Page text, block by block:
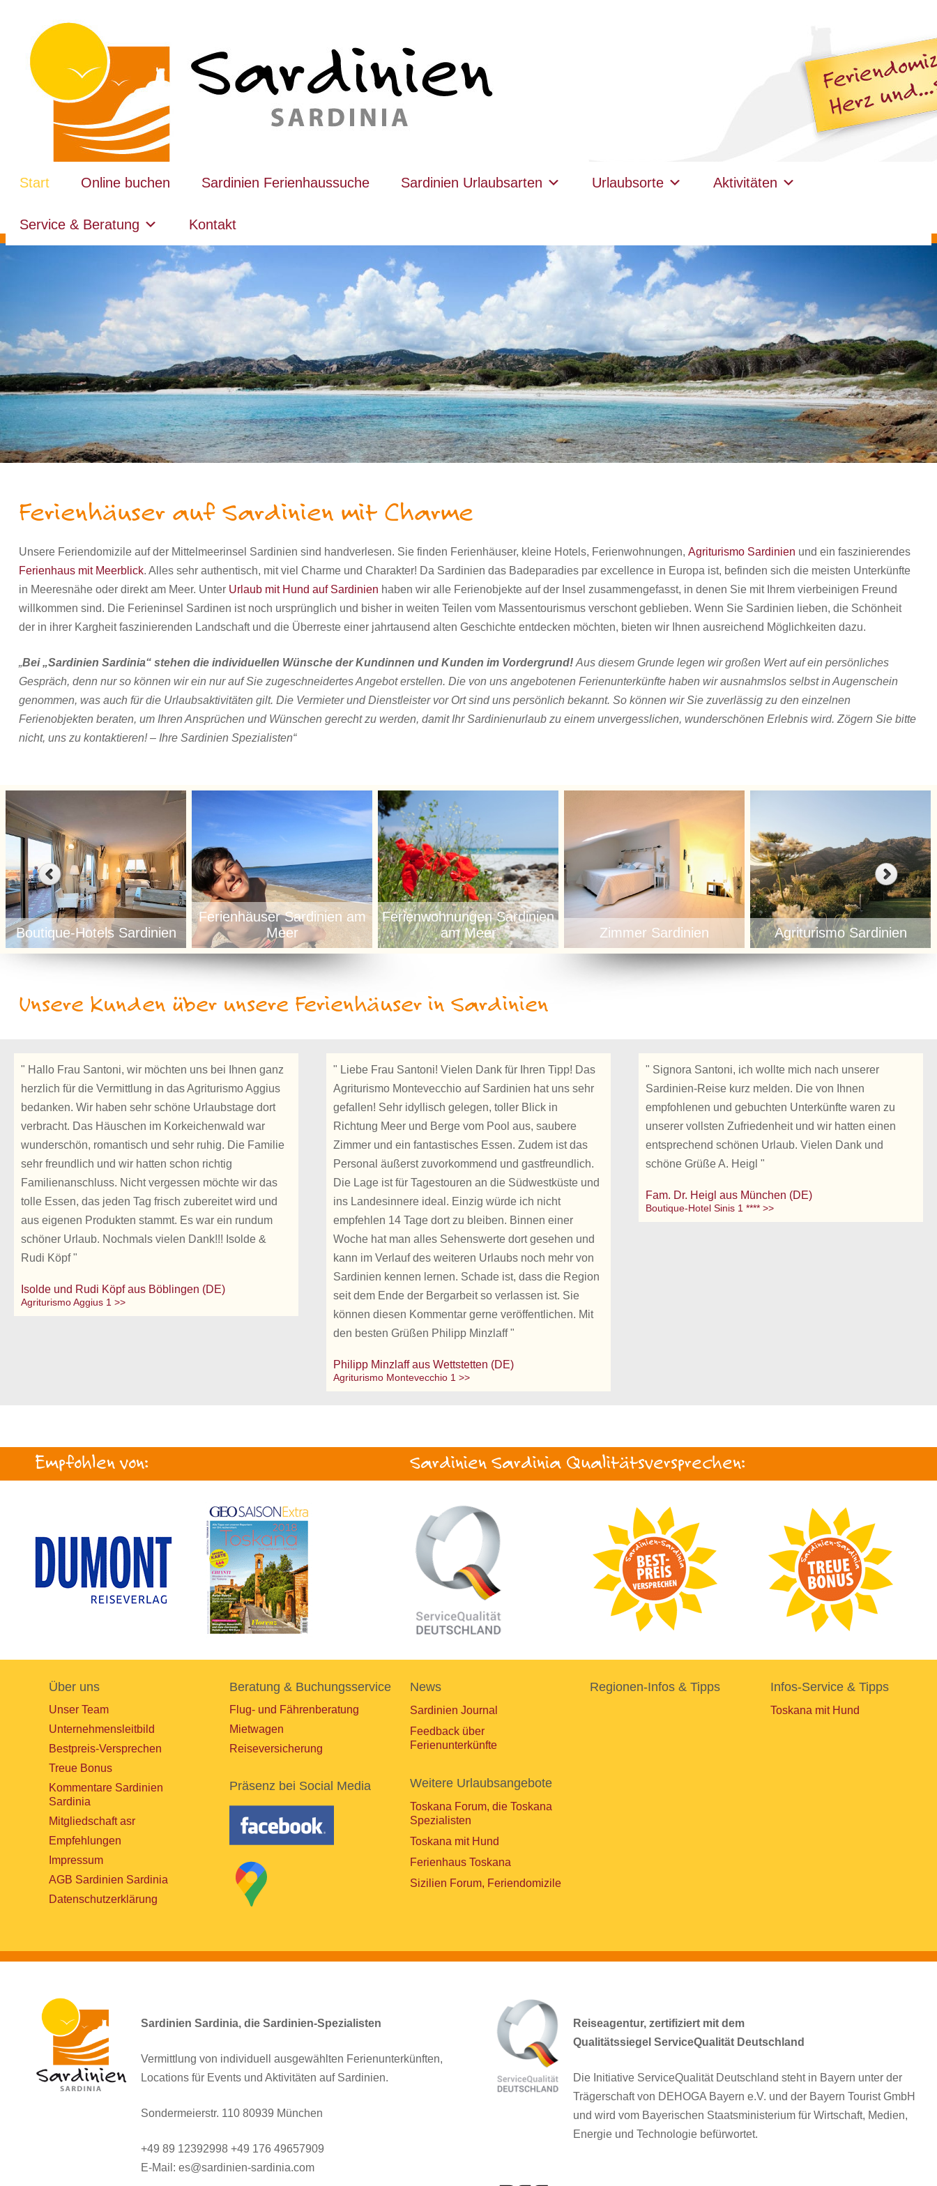
Start Online buchen Sardinien Ferienhaussuche Sardinien Urlaubsarten Urlaubsorte Aktivitäten
Service & Beratung Kontakt
Ferienhäuser auf Sardinien mit Charme
Unsere Feriendomizile auf der Mittelmeerinsel Sardinien sind handverlesen. Sie finden Ferienhäuser, kleine Hotels, Ferienwohnungen, Agriturismo Sardinien und ein faszinierendes
Ferienhaus mit Meerblick. Alles sehr authentisch, mit viel Charme und Charakter! Da Sardinien das Badeparadies par excellence in Europa ist, befinden sich die meisten Unterkünfte
in Meeresnähe oder direkt am Meer. Unter Urlaub mit Hund auf Sardinien haben wir alle Ferienobjekte auf der Insel zusammengefasst, in denen Sie mit Ihrem vierbeinigen Freund
willkommen sind. Die Ferieninsel Sardinen ist noch ursprünglich und bisher in weiten Teilen vom Massentourismus verschont geblieben. Wenn Sie Sardinien lieben, die Schönheit
der in ihrer Kargheit faszinierenden Landschaft und die Überreste einer jahrtausend alten Geschichte entdecken möchten, bieten wir Ihnen ausreichend Möglichkeiten dazu.
„Bei „Sardinien Sardinia“ stehen die individuellen Wünsche der Kundinnen und Kunden im Vordergrund!Aus diesem Grunde legen wir großen Wert auf ein persönliches
Gespräch, denn nur so können wir ein nur auf Sie zugeschneidertes Angebot erstellen. Die von uns angebotenen Ferienunterkünfte haben wir ausnahmslos selbst in Augenschein
genommen, was auch für die Urlaubsaktivitäten gilt. Die Vermieter und Dienstleister vor Ort sind uns persönlich bekannt. So können wir Sie zuverlässig zu den einzelnen
Ferienobjekten beraten, um Ihren Ansprüchen und Wünschen gerecht zu werden, damit Ihr Sardinienurlaub zu einem unvergesslichen, wunderschönen Erlebnis wird. Zögern Sie bitte
nicht, uns zu kontaktieren! – Ihre Sardinien Spezialisten“
Boutique-Hotels Sardinien
Ferienhäuser Sardinien am
Meer
Ferienwohnungen Sardinien
am Meer
Zimmer Sardinien Agriturismo Sardinien
Unsere Kunden über unsere Ferienhäuser in Sardinien
" Hallo Frau Santoni, wir möchten uns bei Ihnen ganz
herzlich für die Vermittlung in das Agriturismo Aggius
bedanken. Wir haben sehr schöne Urlaubstage dort
verbracht. Das Häuschen im Korkeichenwald war
wunderschön, romantisch und sehr ruhig. Die Familie
sehr freundlich und wir hatten schon richtig
Familienanschluss. Nicht vergessen möchte wir das
tolle Essen, das jeden Tag frisch zubereitet wird und
aus eigenen Produkten stammt. Es war ein rundum
schöner Urlaub. Nochmals vielen Dank!!! Isolde &
Rudi Köpf "
Isolde und Rudi Köpf aus Böblingen (DE)
Agriturismo Aggius 1 >>
" Liebe Frau Santoni! Vielen Dank für Ihren Tipp! Das
Agriturismo Montevecchio auf Sardinien hat uns sehr
gefallen! Sehr idyllisch gelegen, toller Blick in
Richtung Meer und Berge vom Pool aus, saubere
Zimmer und ein fantastisches Essen. Zudem ist das
Personal äußerst zuvorkommend und gastfreundlich.
Die Lage ist für Tagestouren an die Südwestküste und
ins Landesinnere ideal. Einzig würde ich nicht
empfehlen 14 Tage dort zu bleiben. Binnen einer
Woche hat man alles Sehenswerte dort gesehen und
kann im Verlauf des weiteren Urlaubs noch mehr von
Sardinien kennen lernen. Schade ist, dass die Region
seit dem Ende der Bergarbeit so verlassen ist. Sie
können diesen Kommentar gerne veröffentlichen. Mit
den besten Grüßen Philipp Minzlaff "
Philipp Minzlaff aus Wettstetten (DE)
Agriturismo Montevecchio 1 >>
" Signora Santoni, ich wollte mich nach unserer
Sardinien-Reise kurz melden. Die von Ihnen
empfohlenen und gebuchten Unterkünfte waren zu
unserer vollsten Zufriedenheit und wir hatten einen
entsprechend schönen Urlaub. Vielen Dank und
schöne Grüße A. Heigl "
Fam. Dr. Heigl aus München (DE)
Boutique-Hotel Sinis 1 **** >>
Empfohlen von: Sardinien Sardinia Qualitätsversprechen:
Über uns
Unser Team
Unternehmensleitbild
Bestpreis-Versprechen
Treue Bonus
Kommentare Sardinien
Sardinia
Mitgliedschaft asr
Empfehlungen
Impressum
AGB Sardinien Sardinia
Datenschutzerklärung
Beratung & Buchungsservice
Flug- und Fährenberatung
Mietwagen
Reiseversicherung
Präsenz bei Social Media
News
Sardinien Journal
Feedback über
Ferienunterkünfte
Weitere Urlaubsangebote
Toskana Forum, die Toskana
Spezialisten
Toskana mit Hund
Ferienhaus Toskana
Sizilien Forum, Feriendomizile
Regionen-Infos & Tipps Infos-Service & Tipps
Toskana mit Hund
Sardinien Sardinia, die Sardinien-Spezialisten
Vermittlung von individuell ausgewählten Ferienunterkünften,
Locations für Events und Aktivitäten auf Sardinien.
Sondermeierstr. 110 80939 München
+49 89 12392998 +49 176 49657909
E-Mail: es@sardinien-sardinia.com
Reiseagentur, zertifiziert mit dem
Qualitätssiegel ServiceQualität Deutschland
Die Initiative ServiceQualität Deutschland steht in Bayern unter der
Trägerschaft von DEHOGA Bayern e.V. und der Bayern Tourist GmbH
und wird vom Bayerischen Staatsministerium für Wirtschaft, Medien,
Energie und Technologie befürwortet.